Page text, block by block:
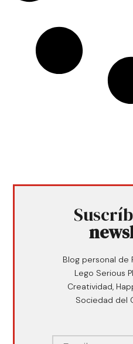
Blog personal de
Lego Serious
Creatividad,
Sociedad del